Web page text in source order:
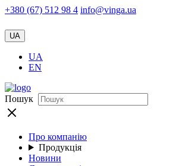
+380 (67) 512 98 4 info@vinga.ua
UA
UA
EN
Пошук
Про компанію
Продукція
Новини